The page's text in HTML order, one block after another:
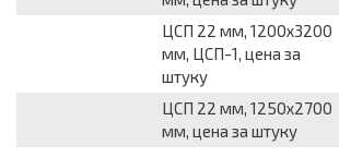
ЦСП 22 мм, 1200х3200
мм, ЦСП-1, цена за
штуку
ЦСП 22 мм, 1250х2700
мм, цена за штуку